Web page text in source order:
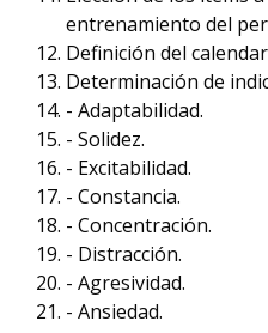
entrenamiento del
Definición del
Determinación de
- Adaptabilidad.
- Solidez.
- Excitabilidad.
- Constancia.
- Concentración.
- Distracción.
- Agresividad.
- Ansiedad.